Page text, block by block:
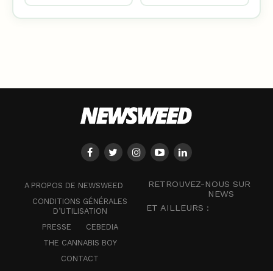
A PROPOS DE NEWSWEED
CONDITIONS GÉNÉRALES
D’UTILISATION
PRESSE
CEBEDIA
THE CANNABIS BOY
CONTACT
RETROUVEZ-NOUS SUR
NEWS
ET AILLEURS :